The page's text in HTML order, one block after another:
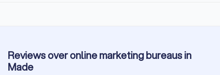
Reviews over online marketing bureaus in
Made